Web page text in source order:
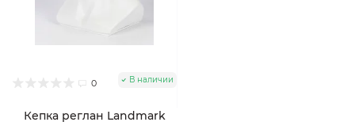
0 В наличии
Кепка реглан Landmark